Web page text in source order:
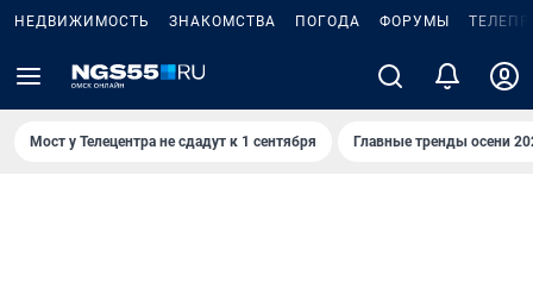
НЕДВИЖИМОСТЬ ЗНАКОМСТВА ПОГОДА ФОРУМЫ
Мост у Телецентра не сдадут к 1 сентября Главные тренды осени